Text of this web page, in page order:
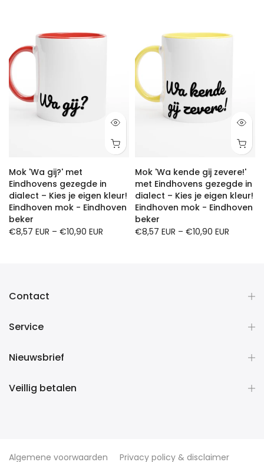
Mok 'Wa gij?' met
Eindhovens gezegde in
dialect – Kies je eigen kleur!
Eindhoven mok - Eindhoven
beker
€8,57 EUR – €10,90 EUR
Mok 'Wa kende gij zevere!'
met Eindhovens gezegde in
dialect – Kies je eigen kleur!
Eindhoven mok - Eindhoven
beker
€8,57 EUR – €10,90 EUR
Contact
Service
Nieuwsbrief
Veillig betalen
Algemene voorwaarden Privacy policy & disclaimer